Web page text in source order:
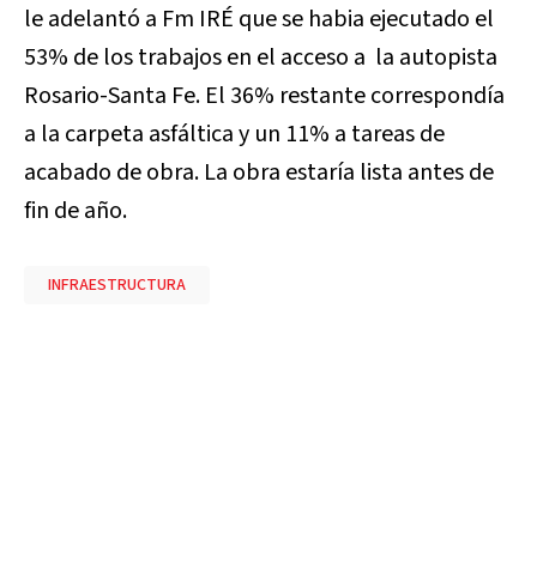
le adelantó a Fm IRÉ que se habia ejecutado el
53% de los trabajos en el acceso a la autopista
Rosario-Santa Fe. El 36% restante correspondía
a la carpeta asfáltica y un 11% a tareas de
acabado de obra. La obra estaría lista antes de
fin de año.
INFRAESTRUCTURA